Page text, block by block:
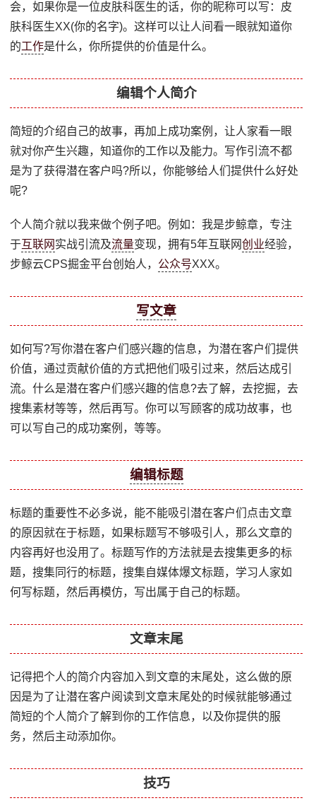
会，如果你是一位皮肤科医生的话，你的昵称可以写：皮
肤科医生XX(你的名字)。这样可以让人间看一眼就知道你
的工作是什么，你所提供的价值是什么。
编辑个人简介
简短的介绍自己的故事，再加上成功案例，让人家看一眼
就对你产生兴趣，知道你的工作以及能力。写作引流不都
是为了获得潜在客户吗?所以，你能够给人们提供什么好处
呢?
个人简介就以我来做个例子吧。例如：我是步鲸章，专注
于互联网 实战引流及流量变现，拥有5年互联网创业经验，
步鲸云CPS掘金平台创始人， 公众号XXX。
写文章
如何写?写你潜在客户们感兴趣的信息，为潜在客户们提供
价值，通过贡献价值的方式把他们吸引过来，然后达成引
流。什么是潜在客户们感兴趣的信息?去了解，去挖掘，去
搜集素材等等，然后再写。你可以写顾客的成功故事，也
可以写自己的成功案例，等等。
编辑标题
标题的重要性不必多说，能不能吸引潜在客户们点击文章
的原因就在于标题，如果标题写不够吸引人，那么文章的
内容再好也没用了。标题写作的方法就是去搜集更多的标
题，搜集同行的标题，搜集自媒体爆文标题，学习人家如
何写标题，然后再模仿，写出属于自己的标题。
文章末尾
记得把个人的简介内容加入到文章的末尾处，这么做的原
因是为了让潜在客户阅读到文章末尾处的时候就能够通过
简短的个人简介了解到你的工作信息，以及你提供的服
务，然后主动添加你。
技巧